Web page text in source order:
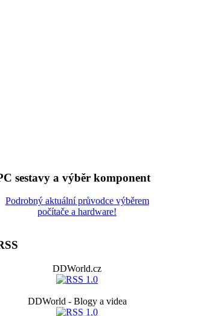
sestavy a výběr komponent
Podrobný aktuální průvodce výběrem
počítače a hardware!
DDWorld.cz
DDWorld - Blogy a videa